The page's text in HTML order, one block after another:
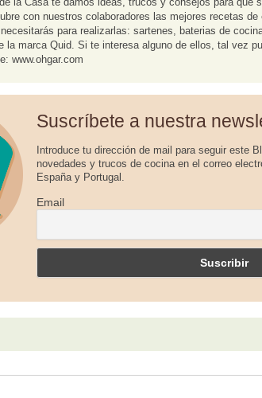
con nuestros colaboradores las mejores recetas
para realizarlas: sartenes, baterias de
la marca Quid. Si te interesa alguno de ellos, tal vez
www.ohgar.com
Suscríbete a nuestra
Introduce tu dirección de mail para seguir este
novedades y trucos de cocina en el correo
España y Portugal.
Email